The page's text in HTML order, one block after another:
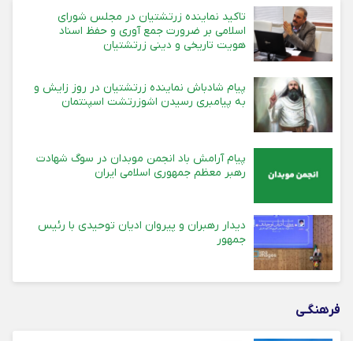
تاکید نماینده زرتشتیان در مجلس شورای
اسلامی بر ضرورت جمع آوری و حفظ اسناد
هویت تاریخی و دینی زرتشتیان
پیام شادباش نماینده زرتشتیان در روز زایش و
به پیامبری رسیدن اشوزرتشت اسپنتمان
پیام آرامش باد انجمن موبدان در سوگ شهادت
رهبر معظم جمهوری اسلامی ایران
دیدار رهبران و پیروان ادیان توحیدی با رئیس
جمهور
فرهنگـی